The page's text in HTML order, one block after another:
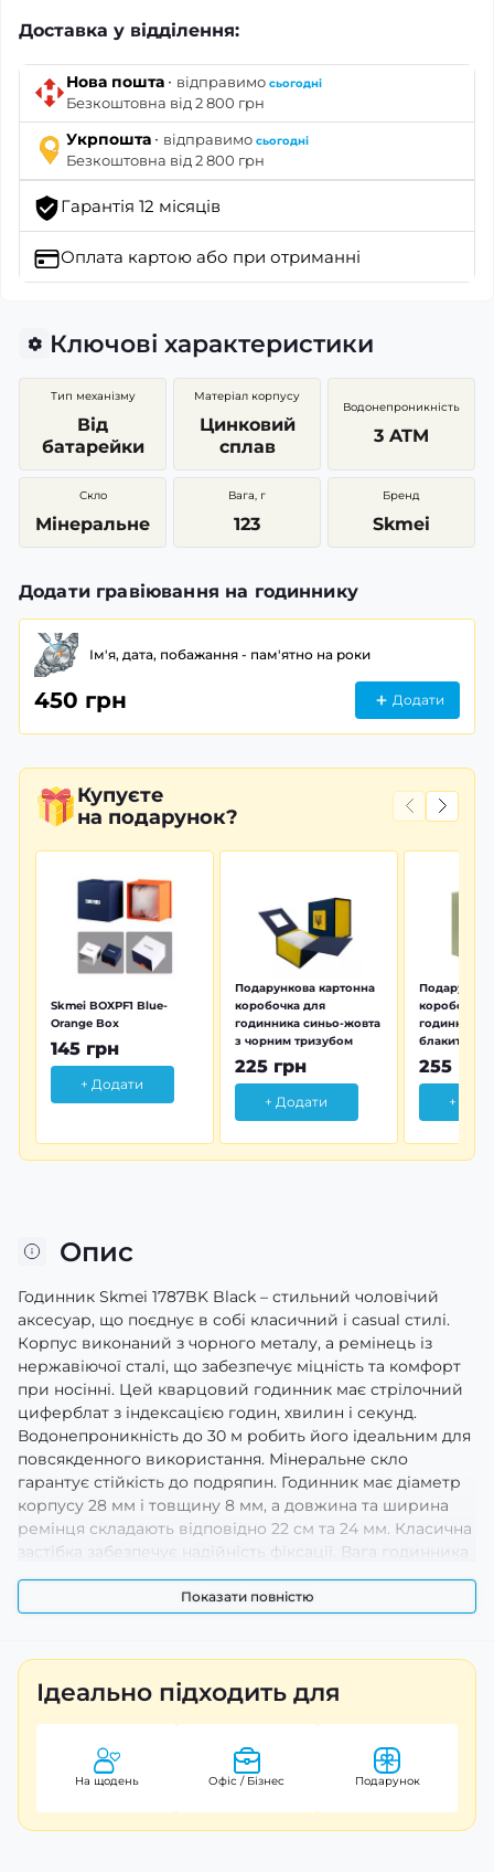
Доставка у відділення:
Нова пошта · відправимо сьогодні
Безкоштовна від 2 800 грн
Укрпошта · відправимо сьогодні
Безкоштовна від 2 800 грн
Гарантія 12 місяців
Оплата картою або при отриманні
Ключові характеристики
Тип механізму
Від
батарейки
Матеріал корпусу
Цинковий
сплав
Водонепроникність
3 ATM
Скло
Мінеральне
Вага, г
123
Бренд
Skmei
Додати гравіювання на годиннику
Ім'я, дата, побажання - пам'ятно на роки
450 грн Додати
Купуєте
на подарунок?
Skmei BOXPF1 Blue-
Orange Box
145 грн
+ Додати
Подарункова картонна
коробочка для
годинника синьо-жовта
з чорним тризубом
225 грн
+ Додати
коробочка
годинника
блакитна
255 грн
+
Опис
Годинник Skmei 1787BK Black – стильний чоловічий
аксесуар, що поєднує в собі класичний і casual стилі.
Корпус виконаний з чорного металу, а ремінець із
нержавіючої сталі, що забезпечує міцність та комфорт
при носінні. Цей кварцовий годинник має стрілочний
циферблат з індексацією годин, хвилин і секунд.
Водонепроникність до 30 м робить його ідеальним для
повсякденного використання. Мінеральне скло
гарантує стійкість до подряпин. Годинник має діаметр
корпусу 28 мм і товщину 8 мм, а довжина та ширина
ремінця складають відповідно 22 см та 24 мм. Класична
застібка забезпечує надійність фіксації. Вага годинника
Показати повністю
Ідеально підходить для
На щодень Офіс / Бізнес Подарунок